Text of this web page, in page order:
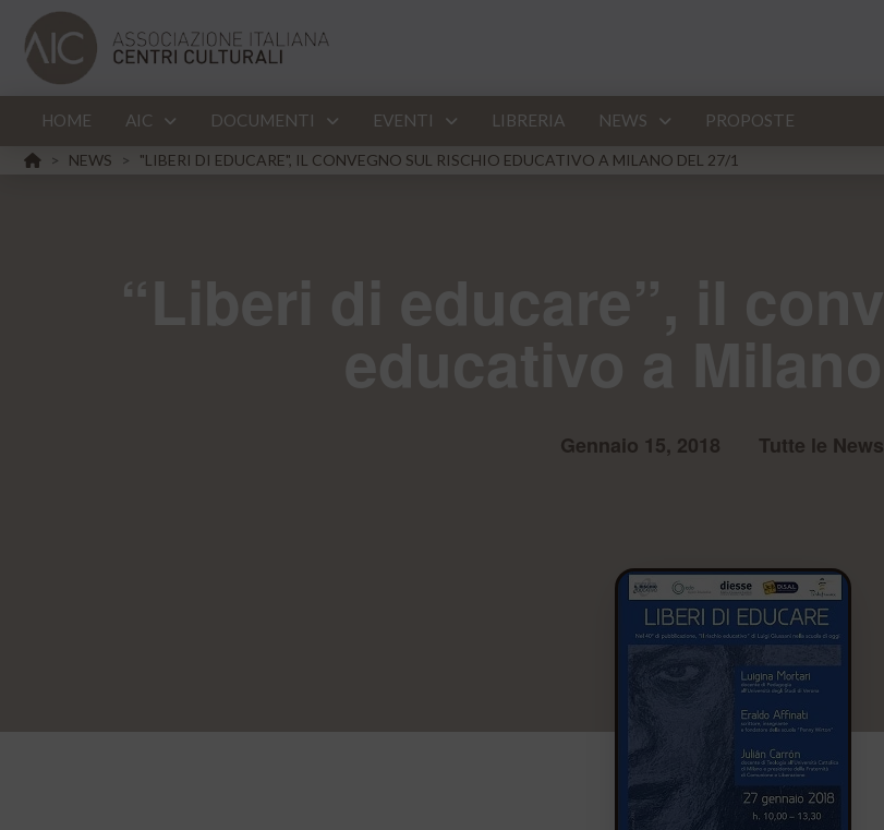
HOME AIC DOCUMENTI EVENTI LIBRERIA NEWS PROPOSTE
HOME
> NEWS > "LIBERI DI EDUCARE", IL CONVEGNO SUL RISCHIO EDUCATIVO A MILANO DEL 27/1
Gennaio 15, 2018 Tutte le News